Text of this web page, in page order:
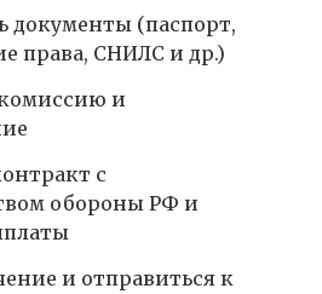
документы (паспорт,
права, СНИЛС и др.)
и
с
обороны РФ и
и отправиться к